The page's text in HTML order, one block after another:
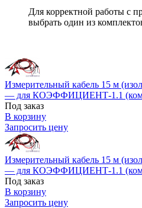
Для корректной работы с
выбрать один из
Измерительный кабель 15 м
— для КОЭФФИЦИЕНТ-1.1
Под заказ
В корзину
Запросить цену
Измерительный кабель 15 м
— для КОЭФФИЦИЕНТ-1.1
Под заказ
В корзину
Запросить цену